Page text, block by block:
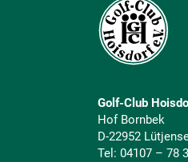
Golf-Club
Hof Bornbek
D-22952
Tel: 04107 – 78